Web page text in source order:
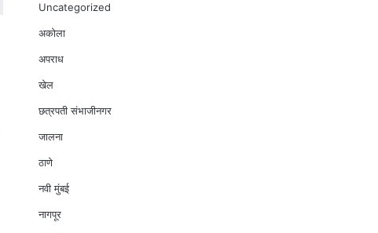
Uncategorized
अकोला
अपराध
खेल
छत्रपती संभाजीनगर
जालना
ठाणे
नवी मुंबई
नागपूर